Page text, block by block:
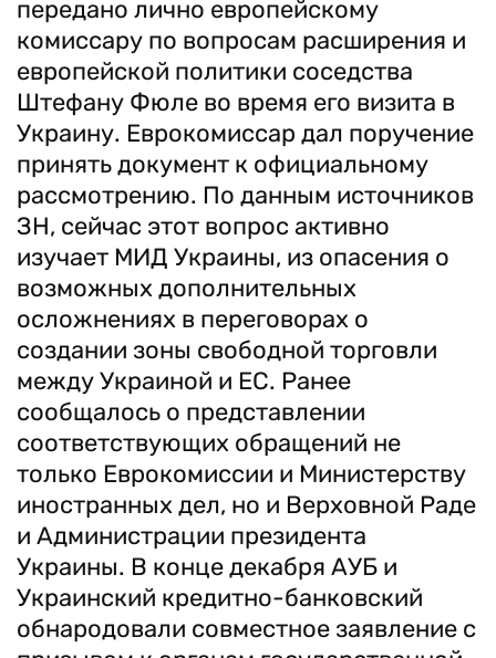
передано лично европейскому
комиссару по вопросам расширения и
европейской политики соседства
Штефану Фюле во время его визита в
Украину. Еврокомиссар дал поручение
принять документ к официальному
рассмотрению. По данным источников
ЗН, сейчас этот вопрос активно
изучает МИД Украины, из опасения о
возможных дополнительных
осложнениях в переговорах о
создании зоны свободной торговли
между Украиной и ЕС. Ранее
сообщалось о представлении
соответствующих обращений не
только Еврокомиссии и Министерству
иностранных дел, но и Верховной Раде
и Администрации президента
Украины. В конце декабря АУБ и
Украинский кредитно-банковский
обнародовали совместное заявление с